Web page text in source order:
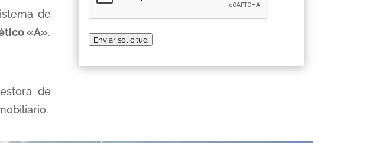
de
«A».
de
Enviar solicitud